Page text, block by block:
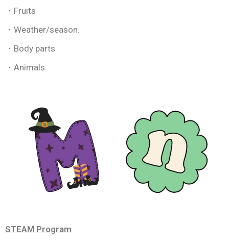
・Fruits
・Weather/season.
・Body parts
・Animals
STEAM Program